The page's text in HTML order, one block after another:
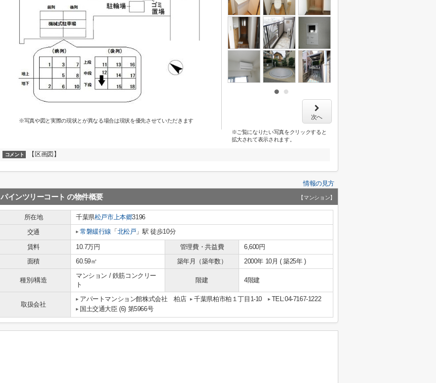
※写真や図と実際の現状とが異なる場合は現状を優先させていただきます 次へ
※ご覧になりたい写真をクリックすると
拡大されて表示されます。
コメント 【区画図】
情報の見方
パインツリーコート の物件概要 【マンション】
所在地 千葉県松戸市上本郷3196
交通
常磐緩行線 「 北松戸 」駅 徒歩10分
賃料 10.7万円 管理費・共益費
6,600円
面積
60.59㎡ 築年月（築年数） 2000年 10月 ( 築25年 )
種別/構造
マンション / 鉄筋コンクリー
ト
階建 4階建
取扱会社
アパートマンション館株式会社 柏店 千葉県柏市柏１丁目1-10
TEL:04-7167-1222
国土交通大臣 (6) 第5966号